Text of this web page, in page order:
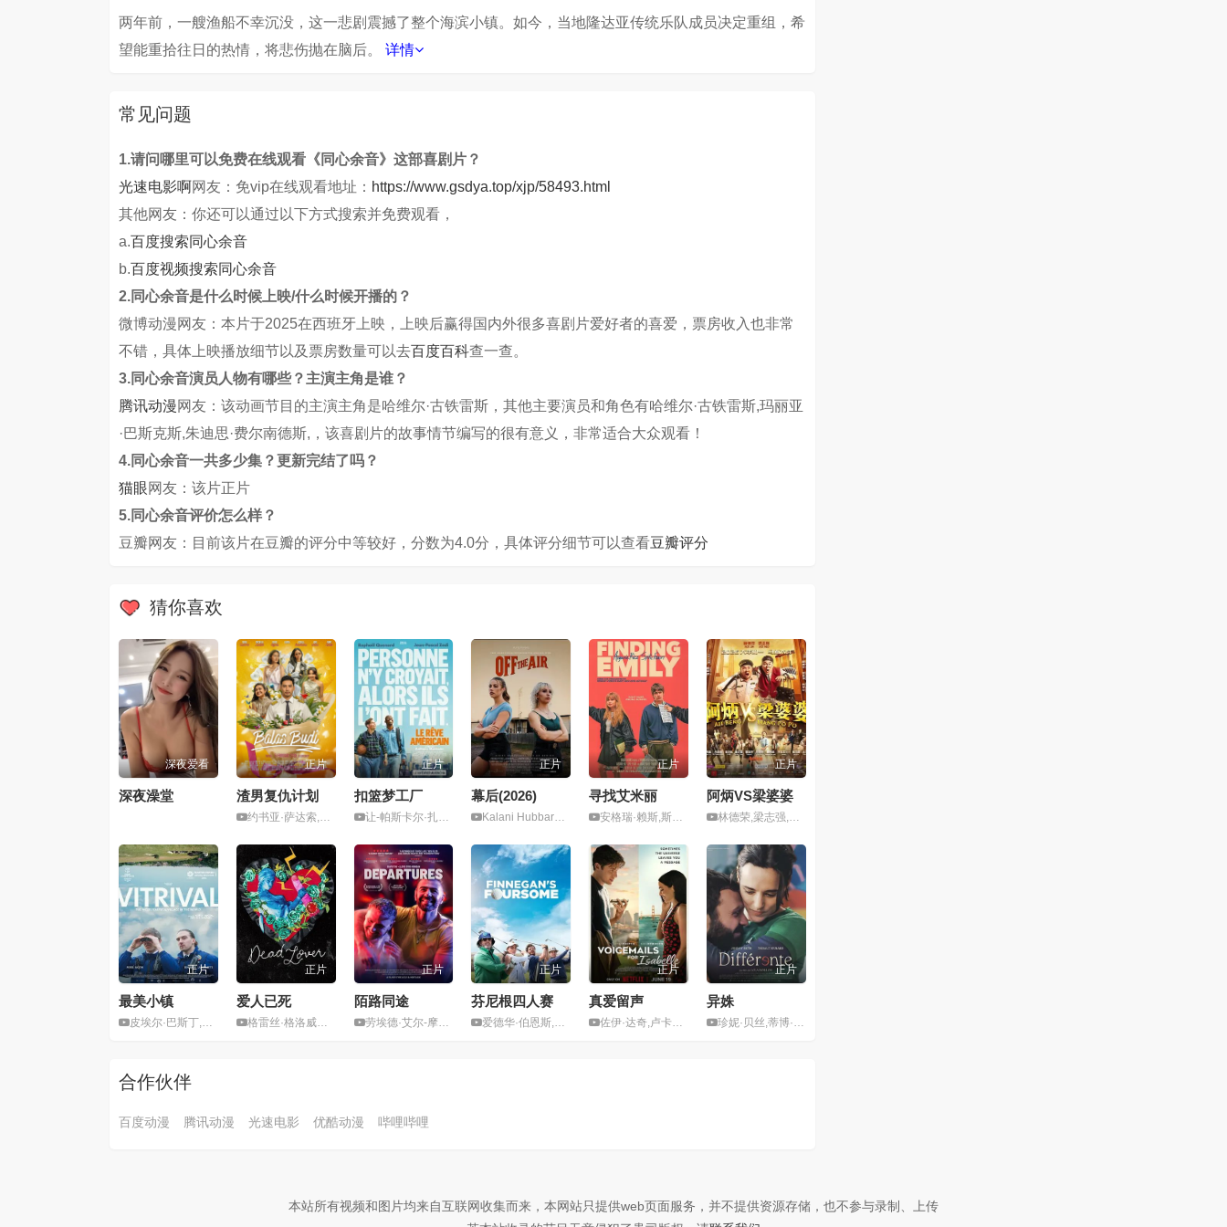
两年前，一艘渔船不幸沉没，这一悲剧震撼了整个海滨小镇。如今，当地隆达亚传统乐队成员决定重组，希
望能重拾往日的热情，将悲伤抛在脑后。
详情
常见问题
1.请问哪里可以免费在线观看《同心余音》这部喜剧片？
光速电影啊网友：免vip在线观看地址： https://www.gsdya.top/xjp/58493.html
其他网友：你还可以通过以下方式搜索并免费观看，
a.百度搜索同心余音
b.百度视频搜索同心余音
2.同心余音是什么时候上映/什么时候开播的？
微博动漫网友：本片于2025在西班牙上映，上映后赢得国内外很多喜剧片爱好者的喜爱，票房收入也非常
不错，具体上映播放细节以及票房数量可以去百度百科查一查。
3.同心余音演员人物有哪些？主演主角是谁？
腾讯动漫网友：该动画节目的主演主角是哈维尔·古铁雷斯，其他主要演员和角色有哈维尔·古铁雷斯,玛丽亚
·巴斯克斯,朱迪思·费尔南德斯,，该喜剧片的故事情节编写的很有意义，非常适合大众观看！
4.同心余音一共多少集？更新完结了吗？
猫眼网友：该片正片
5.同心余音评价怎么样？
豆瓣网友：目前该片在豆瓣的评分中等较好，分数为4.0分，具体评分细节可以查看豆瓣评分
猜你喜欢
深夜爱看
深夜澡堂
正片
渣男复仇计划
约书亚·萨达索,米歇尔·齐迪斯
正片
扣篮梦工厂
让-帕斯卡尔·扎迪,拉斐尔
正片
幕后(2026)
Kalani Hubbard,Jillian Lyle
正片
寻找艾米丽
安格瑞·赖斯,斯派克·费恩
正片
阿炳VS梁婆婆
林德荣,梁志强,曾洁钰
正片
最美小镇
皮埃尔·巴斯丁,本杰明·兰比洛特
正片
爱人已死
格雷丝·格洛威克,莉亚·杜兹
正片
陌路同途
劳埃德·艾尔-摩根,David Tag
正片
芬尼根四人赛
爱德华·伯恩斯,布莱恩·达西·詹姆斯
正片
真爱留声
佐伊·达奇,卢卡斯·盖奇,尼克·罗宾森
正片
异姝
珍妮·贝丝,蒂博·埃夫拉尔
合作伙伴
百度动漫 腾讯动漫 光速电影 优酷动漫 哔哩哔哩
本站所有视频和图片均来自互联网收集而来，本网站只提供web页面服务，并不提供资源存储，也不参与录制、上传